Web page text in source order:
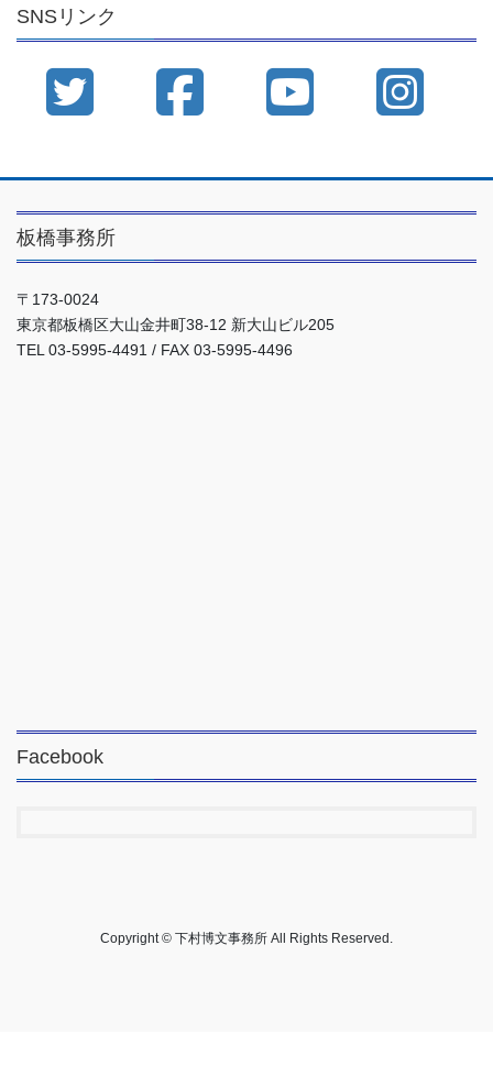
ブ
SNSリンク
板橋事務所
〒173-0024
東京都板橋区大山金井町38-12 新大山ビル205
TEL 03-5995-4491 / FAX 03-5995-4496
Facebook
Copyright © 下村博文事務所 All Rights Reserved.